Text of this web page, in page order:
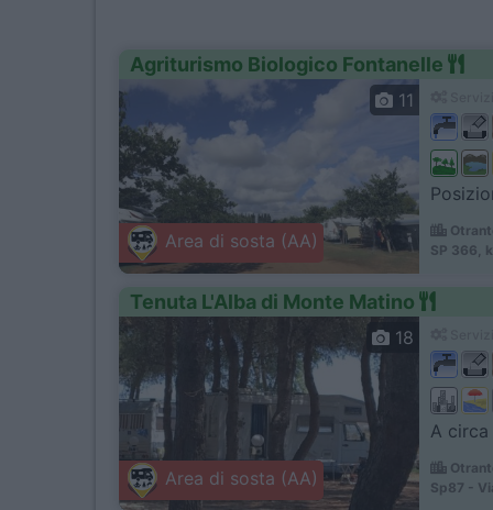
Agriturismo Biologico Fontanelle
Area di sosta (AA)
11
SP 366,
Tenuta L'Alba di Monte Matino
Area di sosta (AA)
18
A
Sp87 -